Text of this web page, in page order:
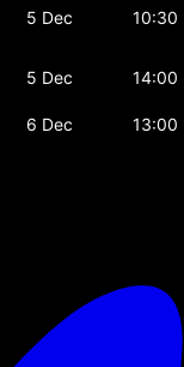
5 Dec 10:30
5 Dec 14:00
6 Dec
13:00